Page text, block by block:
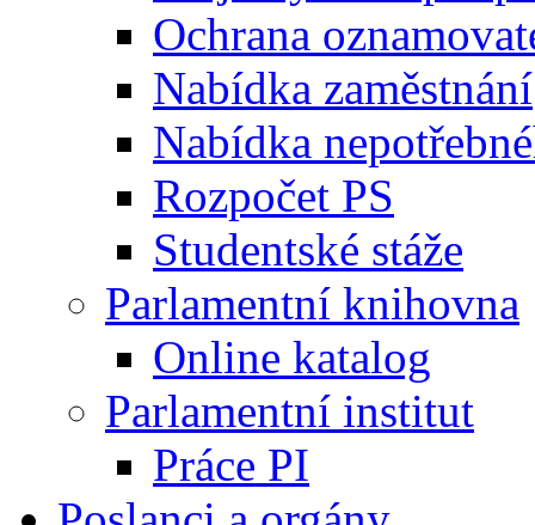
Ochrana
Nabídka zaměstnání
Nabídka
Rozpočet PS
Studentské stáže
Parlamentní knihovna
Online katalog
Parlamentní institut
Práce PI